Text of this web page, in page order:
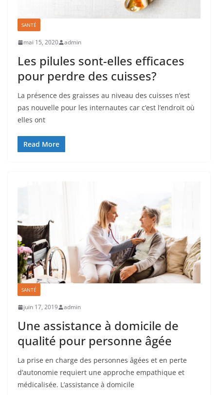
SANTÉ
mai 15, 2020 admin
Les pilules sont-elles efficaces
pour perdre des cuisses?
La présence des graisses au niveau des cuisses n’est
pas nouvelle pour les internautes car c’est l’endroit où
elles ont
Read More
SANTÉ
juin 17, 2019 admin
Une assistance à domicile de
qualité pour personne âgée
La prise en charge des personnes âgées et en perte
d’autonomie requiert une approche empathique et
médicalisée. L’assistance à domicile